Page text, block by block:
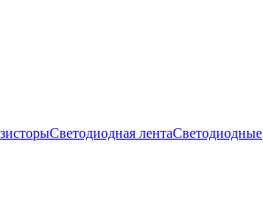
Светодиодная лентаСветодиодные